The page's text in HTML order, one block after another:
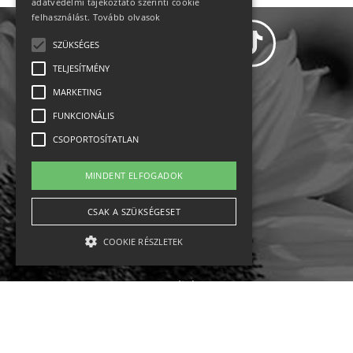
Állásajánlatok
Impresszum-kapcsolat
Jogi nyilatkozat
English
felhasználást. Tovább olvasok
SZÜKSÉGES
TELJESÍTMÉNY
MARKETING
FUNKCIONÁLIS
CSOPORTOSÍTATLAN
MINDENT ELFOGADOK
CSAK A SZÜKSÉGESET
COOKIE RÉSZLETEK